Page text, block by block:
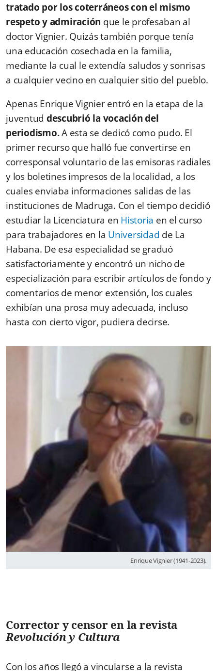
tratado por los coterráneos con el mismo
respeto y admiración que le profesaban al
doctor Vignier. Quizás también porque tenía
una educación cosechada en la familia,
mediante la cual le extendía saludos y sonrisas
a cualquier vecino en cualquier sitio del pueblo.
Apenas Enrique Vignier entró en la etapa de la
juventud descubrió la vocación del
periodismo.A esta se dedicó como pudo. El
primer recurso que halló fue convertirse en
corresponsal voluntario de las emisoras radiales
y los boletines impresos de la localidad, a los
cuales enviaba informaciones salidas de las
instituciones de Madruga. Con el tiempo decidió
estudiar la Licenciatura en Historia en el curso
para trabajadores en la Universidad de La
Habana. De esa especialidad se graduó
satisfactoriamente y encontró un nicho de
especialización para escribir artículos de fondo y
comentarios de menor extensión, los cuales
exhibían una prosa muy adecuada, incluso
hasta con cierto vigor, pudiera decirse.
Enrique Vignier (1941-2023).
Corrector y censor en la revista
Revolución y Cultura
Con los años llegó a vincularse a la revista